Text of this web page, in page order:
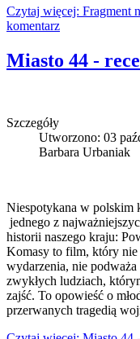
Czytaj więcej: Fragment
komentarz
Miasto 44 -
Szczegóły
Utworzono: 03
Barbara Urbaniak
Niespotykana w polskim
jednego z
historii naszego kraju:
Komasy to film, który nie
wydarzenia, nie
zwykłych ludziach,
zajść. To opowieść o
przerwanych tragedią